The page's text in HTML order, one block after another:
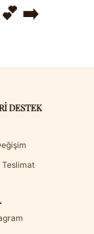
💕 ➡️
DESTEK
Teslimat